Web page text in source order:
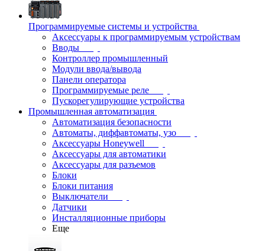
Программируемые системы и устройства
Аксессуары к программируемым устройствам
Вводы
Контроллер промышленный
Модули ввода/вывода
Панели оператора
Программируемые реле
Пускорегулирующие устройства
Промышленная автоматизация
Автоматизация безопасности
Автоматы, диффавтоматы, узо
Аксессуары Honeywell
Аксессуары для автоматики
Аксессуары для разъемов
Блоки
Блоки питания
Выключатели
Датчики
Инсталляционные приборы
Еще